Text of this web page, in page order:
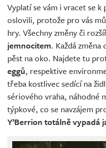
Vyplatí se vám i vracet se
oslovili, protože pro vás
hry. Všechny změny či
jemnocitem. Každá změna
pěst na oko. Najdete tu
eggů, respektive
třeba kostlivec sedící na
sériového vraha, náhodné
týpkové, co se navzájem
Y’Berrion totálně vypadá